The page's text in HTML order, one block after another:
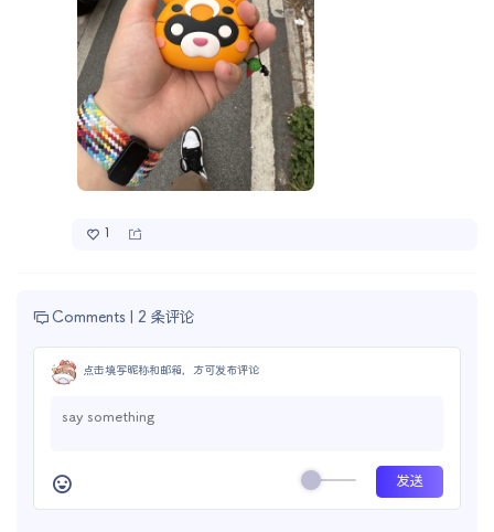
1
Comments | 2 条评论
点击填写昵称和邮箱，方可发布评论